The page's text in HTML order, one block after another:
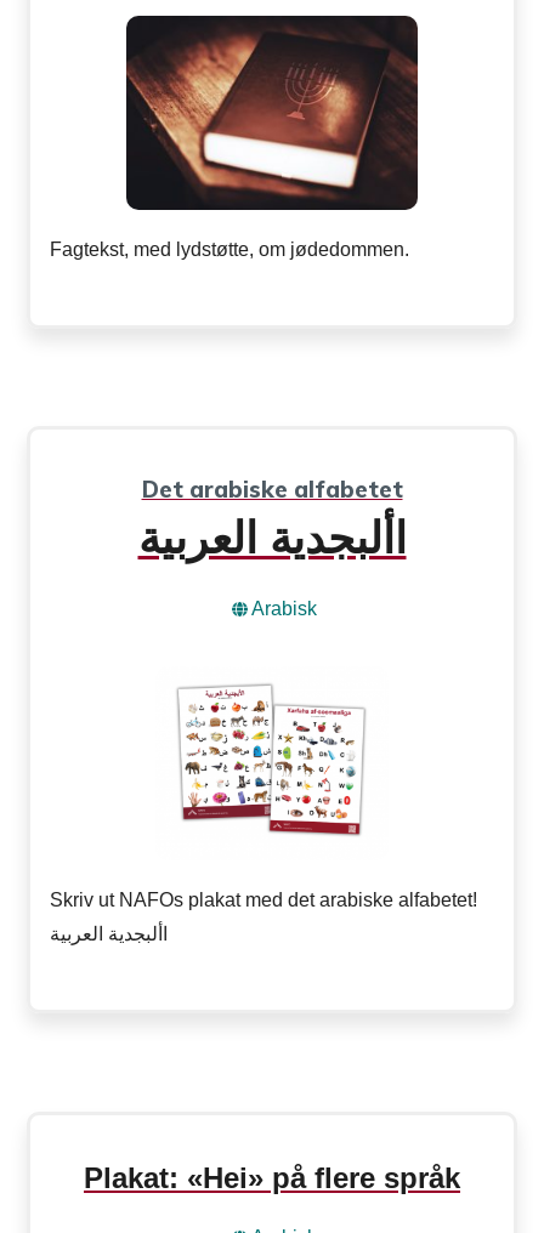
Fagtekst, med lydstøtte, om jødedommen.
Det arabiske alfabetet
األبجدية العربية
Arabisk
Skriv ut NAFOs plakat med det arabiske alfabetet!
األبجدية العربية
Plakat: «Hei» på flere språk